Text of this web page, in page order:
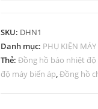
SKU: DHN1
Danh mục: PHỤ KIỆN MÁY
Thẻ: Đồng hồ báo nhiệt độ
độ máy biến áp,Đồng hồ